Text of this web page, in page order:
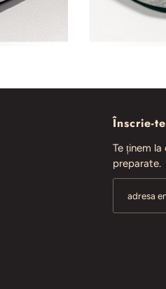
Înscrie-
Te ținem
preparate.